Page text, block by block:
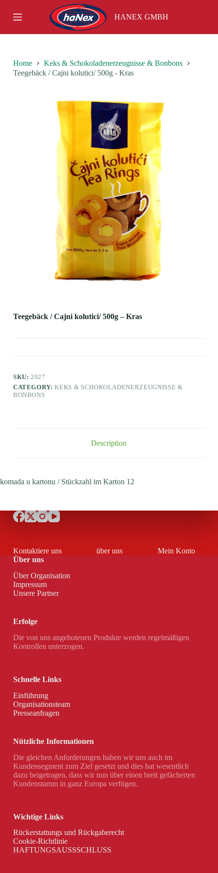
k
p
o
HANEX GMBH
Home
Keks & Schokoladenerzeugnisse & Bonbons
Teegebäck / Cajni kolutici/ 500g - Kras
Teegebäck / Cajni kolutici/ 500g – Kras
SKU: 2027
CATEGORY:KEKS & SCHOKOLADENERZEUGNISSE &
BONBONS
Description
komada u kartonu / Stückzahl im Karton 12
Kontaktiere uns über uns
Mein Konto
Über uns
Über Organisation
Impressum
Unsere Partner
Erfolge
Die von uns angebotenen Produkte werden regelmäßigen
Kontrollen unterzogen.
Schnelle Links
Einführung
Organisationsteam
Presseanfragen
Nützliche Informationen
Die gleichen Anforderungen haben wir uns auch im
Kundensegment zum Ziel gesetzt und dies hat wesentlich
dazu beigetragen, dass wir nun über einen breit gefächerten
Kundenstamm in ganz Europa verfügen.
Wichtige Links
Rückerstattungs und Rückgaberecht
Cookie-Richtlinie
HAFTUNGSAUSSSCHLUSS